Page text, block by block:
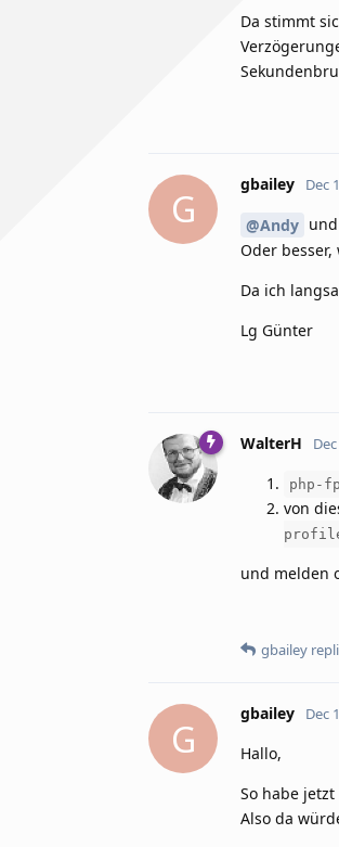
Da stimmt
G
gbailey Dec
@Andy
Oder
Da ich
Lg Günter
WalterH
php-
von
und melden
gbailey
G
gbailey Dec
Hallo,
So habe
Also da